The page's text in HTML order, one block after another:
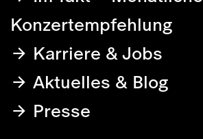
Konzertempfehlung
Karriere & Jobs
Aktuelles & Blog
Presse